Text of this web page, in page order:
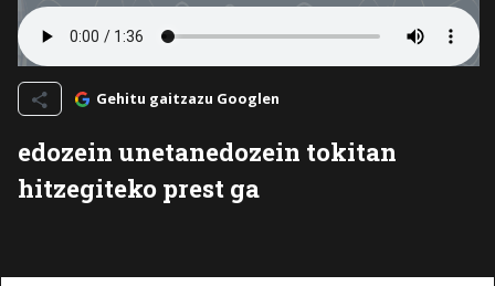
Gehitu gaitzazu Googlen
edozein unetanedozein tokitan
hitzegiteko prest ga